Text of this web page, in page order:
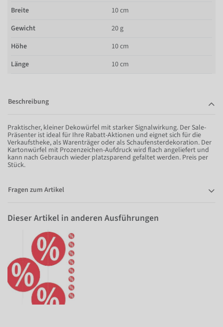
Breite
10 cm
Gewicht
20 g
Höhe
10 cm
Länge
10 cm
Beschreibung
Praktischer, kleiner Dekowürfel mit starker Signalwirkung. Der Sale-
Präsenter ist ideal für Ihre Rabatt-Aktionen und eignet sich für die
Verkaufstheke, als Warenträger oder als Schaufensterdekoration. Der
Kartonwürfel mit Prozenzeichen-Aufdruck wird flach angeliefert und
kann nach Gebrauch wieder platzsparend gefaltet werden. Preis per
Stück.
Fragen zum Artikel
Dieser Artikel in anderen Ausführungen